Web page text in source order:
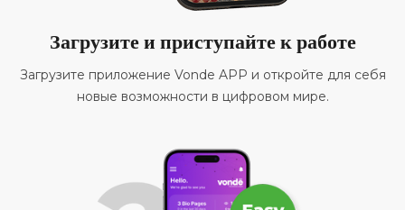
Загрузите и приступайте к работе
Загрузите приложение Vonde APP и откройте для себя
новые возможности в цифровом мире.